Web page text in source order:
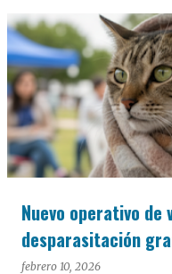
Nuevo operativo
desparasitación
febrero 10, 2026